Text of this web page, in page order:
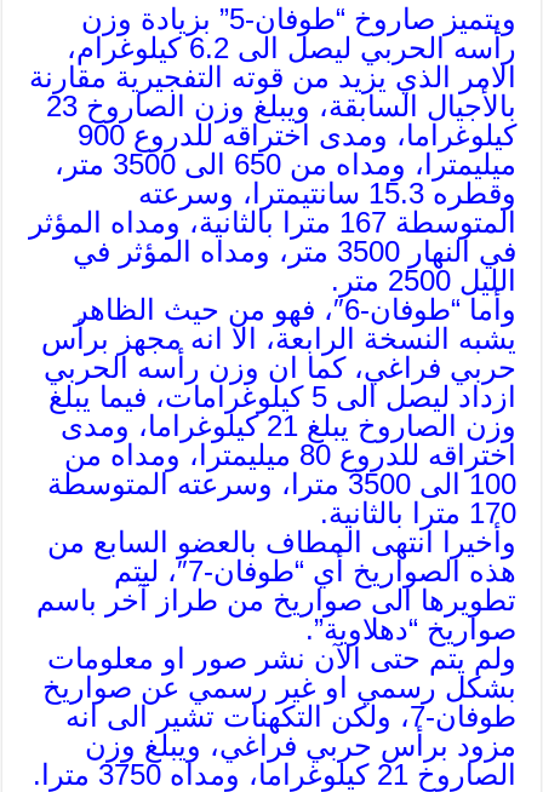
ويتميز صاروخ “طوفان-5” بزيادة وزن
رأسه الحربي ليصل الى 6.2 كيلوغرام،
الامر الذي يزيد من قوته التفجيرية مقارنة
بالأجيال السابقة، ويبلغ وزن الصاروخ 23
كيلوغراما، ومدى اختراقه للدروع 900
ميليمترا، ومداه من 650 الى 3500 متر،
وقطره 15.3 سانتيمترا، وسرعته
المتوسطة 167 مترا بالثانية، ومداه المؤثر
في النهار 3500 متر، ومداه المؤثر في
الليل 2500 متر.
وأما “طوفان-6″، فهو من حيث الظاهر
يشبه النسخة الرابعة، الا انه مجهز برأس
حربي فراغي، كما ان وزن رأسه الحربي
ازداد ليصل الى 5 كيلوغرامات، فيما يبلغ
وزن الصاروخ يبلغ 21 كيلوغراما، ومدى
اختراقه للدروع 80 ميليمترا، ومداه من
100 الى 3500 مترا، وسرعته المتوسطة
170 مترا بالثانية.
وأخيرا انتهى المطاف بالعضو السابع من
هذه الصواريخ أي “طوفان-7″، ليتم
تطويرها الى صواريخ من طراز آخر باسم
صواريخ “دهلاوية”.
ولم يتم حتى الآن نشر صور او معلومات
بشكل رسمي او غير رسمي عن صواريخ
طوفان-7، ولكن التكهنات تشير الى انه
مزود برأس حربي فراغي، ويبلغ وزن
الصاروخ 21 كيلوغراما، ومداه 3750 مترا.